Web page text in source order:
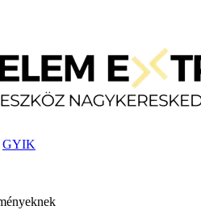
GYIK